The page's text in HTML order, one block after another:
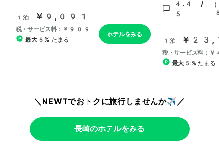
＼NEWTでおトクに旅行しませんか✈️／
長崎のホテルをみる